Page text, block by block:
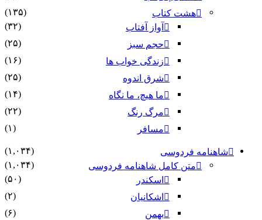
هشت کتاب
(۱۳۵)
آواز آفتاب
(۳۲)
حجم سبز
(۲۵)
زندگی خواب ها
(۱۶)
شرق اندوه
(۲۵)
ما هیچ، ما نگاه
(۱۴)
مرگ رنگ
(۲۲)
مسافر
(۱)
شاهنامه فردوسی
(۱,۰۳۴)
متن کامل شاهنامه فردوسی
(۱,۰۳۴)
اسکندر
(۵۰)
اشکانیان
(۲)
بهمن
(۶)